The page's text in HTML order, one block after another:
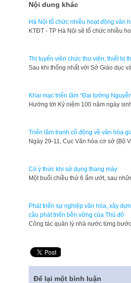
Nội dung khác
Hà Nội tổ chức nhiều hoạt động văn
​KTĐT - TP Hà Nội sẽ tổ chức nhiều
Thi tuyển viên chức thư viện, thiết bị
​Sau khi thống nhất với Sở Giáo dục
Khai mạc triển lãm “Đại tướng
Hướng tới Kỷ niệm 100 năm ngày
Triển lãm tranh cổ động về văn hóa
​Ngày 29-11, Cục Văn hóa cơ sở (Bộ
Có ý thức khi sử dụng thang máy
​Một buổi chiều thứ 6 ẩm ướt, sau
Phát triển sự nghiệp văn hóa, xây
cầu phát triển bền vững của Thủ đô
Công tác quản lý nhà nước từng
Để lại một bình luận